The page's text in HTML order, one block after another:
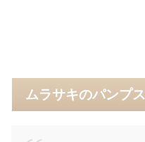
ムラサキのパンプス